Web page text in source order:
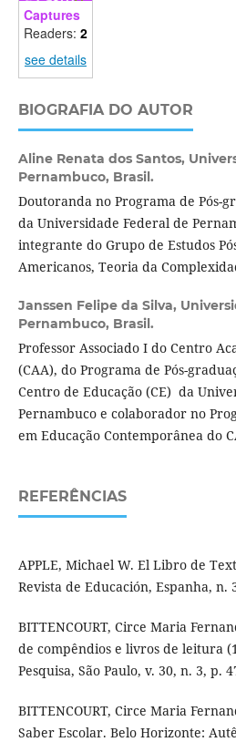
Captures
Readers: 2
see details
BIOGRAFIA DO AUTOR
Aline Renata dos Santos,
Pernambuco, Brasil.
Doutoranda no Programa de Pós-
da Universidade Federal de
integrante do Grupo de Estudos
Americanos, Teoria da
Janssen Felipe da Silva,
Pernambuco, Brasil.
Professor Associado I do Centro
(CAA), do Programa de Pós-
Centro de Educação (CE) da
Pernambuco e colaborador no
em Educação Contemporânea do
REFERÊNCIAS
APPLE, Michael W. El Libro de
Revista de Educación, Espanha, n.
BITTENCOURT, Circe Maria
de compêndios e livros de leitura
Pesquisa, São Paulo, v. 30, n. 3, p.
BITTENCOURT, Circe Maria
Saber Escolar. Belo Horizonte: